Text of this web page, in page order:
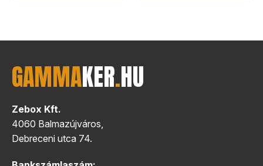
GAMMAKER.HU
Zebox Kft.
4060 Balmazújváros,
Debreceni utca 74.